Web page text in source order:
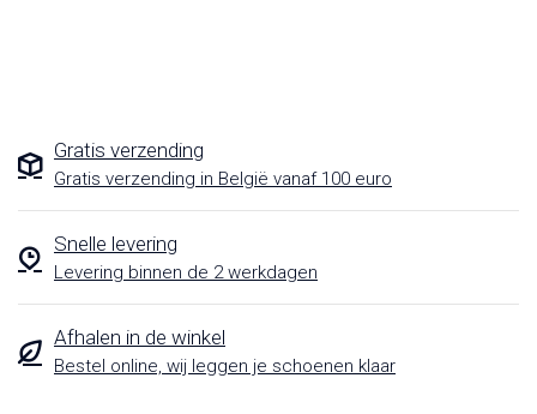
Gratis verzending
Gratis verzending in België vanaf 100 euro
Snelle levering
Levering binnen de 2 werkdagen
Afhalen in de winkel
Bestel online, wij leggen je schoenen klaar